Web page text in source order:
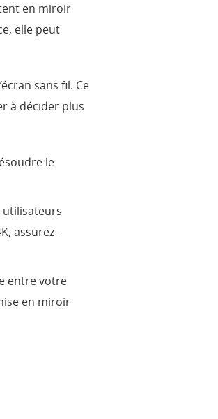
en miroir
elle peut
sans fil. Ce
à décider plus
le
utilisateurs
assurez-
entre votre
en miroir